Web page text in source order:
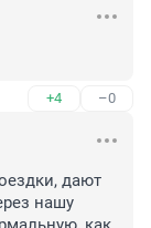
+4 –0
дают
нашу